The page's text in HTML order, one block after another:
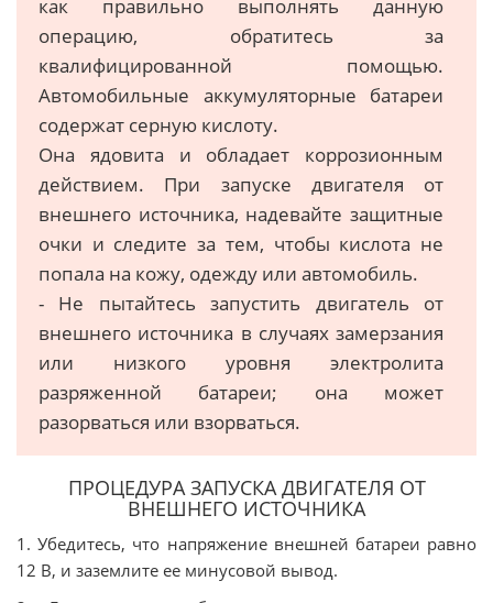
как правильно выполнять данную
операцию, обратитесь за
квалифицированной помощью.
Автомобильные аккумуляторные батареи
содержат серную кислоту.
Она ядовита и обладает коррозионным
действием. При запуске двигателя от
внешнего источника, надевайте защитные
очки и следите за тем, чтобы кислота не
попала на кожу, одежду или автомобиль.
- Не пытайтесь запустить двигатель от
внешнего источника в случаях замерзания
или низкого уровня электролита
разряженной батареи; она может
разорваться или взорваться.
ПРОЦЕДУРА ЗАПУСКА ДВИГАТЕЛЯ ОТ
ВНЕШНЕГО ИСТОЧНИКА
1. Убедитесь, что напряжение внешней батареи равно
12 В, и заземлите ее минусовой вывод.